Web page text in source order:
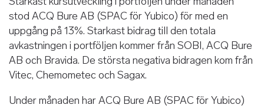
stod ACQ Bure AB (SPAC för Yubico) för med en
uppgång på 13%. Starkast bidrag till den totala
avkastningen i portföljen kommer från SOBI, ACQ Bure
AB och Bravida. De största negativa bidragen kom från
Vitec, Chemometec och Sagax.
Under månaden har ACQ Bure AB (SPAC för Yubico)